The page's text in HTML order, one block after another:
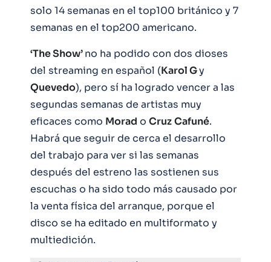
solo 14 semanas en el top100 británico y 7
semanas en el top200 americano.
‘The Show’no ha podido con dos dioses
del streaming en español (Karol Gy
Quevedo), pero sí ha logrado vencer a las
segundas semanas de artistas muy
eficaces como Morad o CruzCafuné.
Habrá que seguir de cerca el desarrollo
del trabajo para ver si las semanas
después del estreno las sostienen sus
escuchas o ha sido todo más causado por
la venta física del arranque, porque el
disco se ha editado en multiformato y
multiedición.